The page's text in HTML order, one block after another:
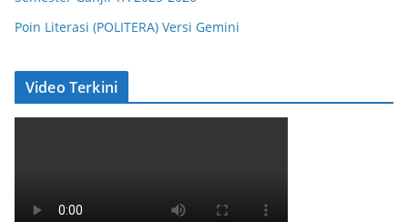
Poin Literasi (POLITERA) Versi Gemini
Video Terkini